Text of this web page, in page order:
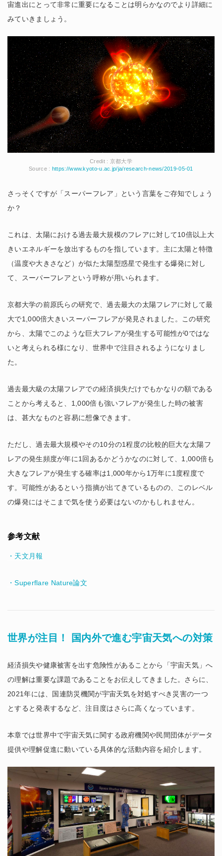
宙進出にとって非常に重要になることは明らかなのでより詳細に
みていきましょう。
Credit : 京都大学
Source : https://www.kyoto-u.ac.jp/ja/research-news/2019-05-01
さっそくですが「スーパーフレア」という言葉をご存知でしょう
か？
これは、太陽における過去最大規模のフレアに対して10倍以上大
きいエネルギーを放出するものを指しています。主に太陽と特徴
（温度や大きさなど）が似た太陽型惑星で発生する爆発に対し
て、スーパーフレアという呼称が用いられます。
京都大学の前原氏らの研究で、過去最大の太陽フレアに対して最
大で1,000倍大きいスーパーフレアが発見されました。この研究
から、太陽でこのような巨大フレアが発生する可能性が0ではな
いと考えられる様になり、世界中で注目されるようになりまし
た。
過去最大級の太陽フレアでの経済損失だけでもかなりの額である
ことから考えると、1,000倍も強いフレアが発生した時の被害
は、甚大なものと容易に想像できます。
ただし、過去最大規模やその10分の1程度の比較的巨大な太陽フ
レアの発生頻度が年に1回あるかどうかなのに対して、1,000倍も
大きなフレアが発生する確率は1,000年から1万年に1度程度で
す。可能性があるという指摘が出てきているものの、このレベル
の爆発にはそこまで気を使う必要はないのかもしれません。
参考文献
・天文月報
・Superflare Nature論文
世界が注目！ 国内外で進む宇宙天気への対策
経済損失や健康被害を出す危険性があることから「宇宙天気」へ
の理解は重要な課題であることをお伝えしてきました。さらに、
2021年には、国連防災機関が宇宙天気を対処すべき災害の一つ
とすると発表するなど、注目度はさらに高くなっています。
本章では世界中で宇宙天気に関する政府機関や民間団体がデータ
提供や理解促進に動いている具体的な活動内容を紹介します。